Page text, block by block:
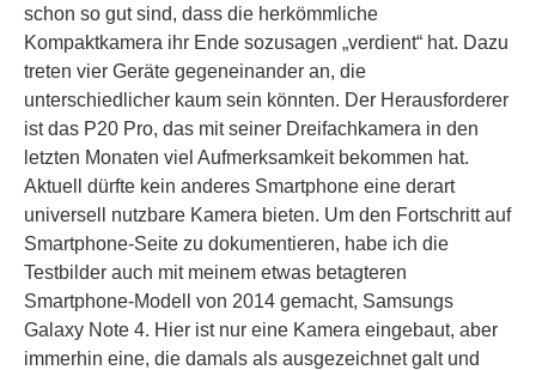
schon so gut sind, dass die herkömmliche
Kompaktkamera ihr Ende sozusagen „verdient“ hat. Dazu
treten vier Geräte gegeneinander an, die
unterschiedlicher kaum sein könnten. Der Herausforderer
ist das P20 Pro, das mit seiner Dreifachkamera in den
letzten Monaten viel Aufmerksamkeit bekommen hat.
Aktuell dürfte kein anderes Smartphone eine derart
universell nutzbare Kamera bieten. Um den Fortschritt auf
Smartphone-Seite zu dokumentieren, habe ich die
Testbilder auch mit meinem etwas betagteren
Smartphone-Modell von 2014 gemacht, Samsungs
Galaxy Note 4. Hier ist nur eine Kamera eingebaut, aber
immerhin eine, die damals als ausgezeichnet galt und